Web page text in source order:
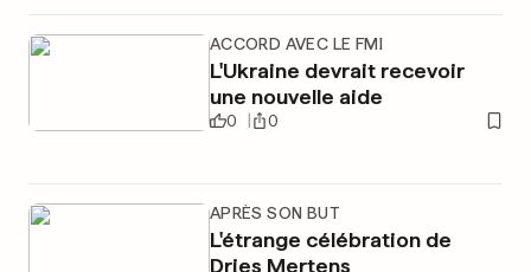
ACCORD AVEC LE FMI
L'Ukraine devrait recevoir
une nouvelle aide
0 0
APRÈS SON BUT
L'étrange célébration de
Dries Mertens